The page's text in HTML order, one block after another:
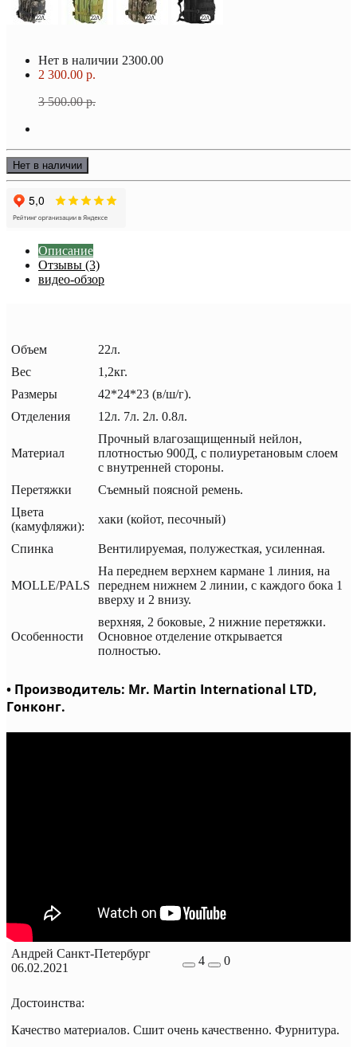
Нет в наличии 2300.00
2 300.00 р.
3 500.00 р.
Нет в наличии
Описание
Отзывы (3)
видео-обзор
Объем
22л.
Вес
1,2кг.
Размеры
42*24*23 (в/ш/г).
Отделения
12л. 7л. 2л. 0.8л.
Материал
Прочный влагозащищенный нейлон,
плотностью 900Д, с полиуретановым слоем
с внутренней стороны.
Перетяжки
Съемный поясной ремень.
Цвета
(камуфляжи):
хаки (койот, песочный)
Спинка Вентилируемая, полужесткая, усиленная.
MOLLE/PALS
На переднем верхнем кармане 1 линия, на
переднем нижнем 2 линии, с каждого бока 1
вверху и 2 внизу.
Особенности
верхняя, 2 боковые, 2 нижние перетяжки.
Основное отделение открывается
полностью.
• Производитель: Mr. Martin International LTD,
Гонконг.
Андрей Санкт-Петербург
06.02.2021
4 0
Достоинства:
Качество материалов. Сшит очень качественно. Фурнитура.